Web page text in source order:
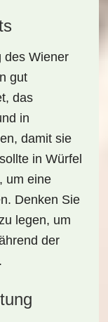
des Wiener
gut
das
in
damit sie
in Würfel
um eine
Denken Sie
legen, um
der